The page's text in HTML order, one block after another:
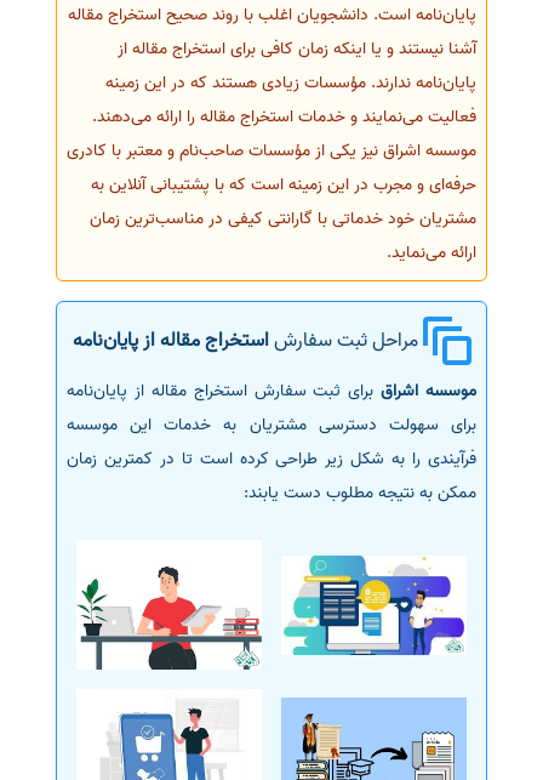
پایان‌نامه است. دانشجویان اغلب با روند صحیح استخراج مقاله
آشنا نیستند و یا اینکه زمان کافی برای استخراج مقاله از
پایان‌نامه ندارند. مؤسسات زیادی هستند که در این زمینه
فعالیت می‌نمایند و خدمات استخراج مقاله را ارائه می‌دهند.
موسسه اشراق نیز یکی از مؤسسات صاحب‌نام و معتبر با کادری
حرفه‌ای و مجرب در این زمینه است که با پشتیبانی آنلاین به
مشتریان خود خدماتی با گارانتی کیفی در مناسب‌ترین زمان
ارائه می‌نماید.
مراحل ثبت سفارشاستخراج مقاله از پایان‌نامه
موسسه اشراقبرای ثبت سفارش استخراج مقاله از پایان‌نامه
برای سهولت دسترسی مشتریان به خدمات این موسسه
فرآیندی را به شکل زیر طراحی کرده است تا در کمترین زمان
ممکن به نتیجه مطلوب دست یابند: